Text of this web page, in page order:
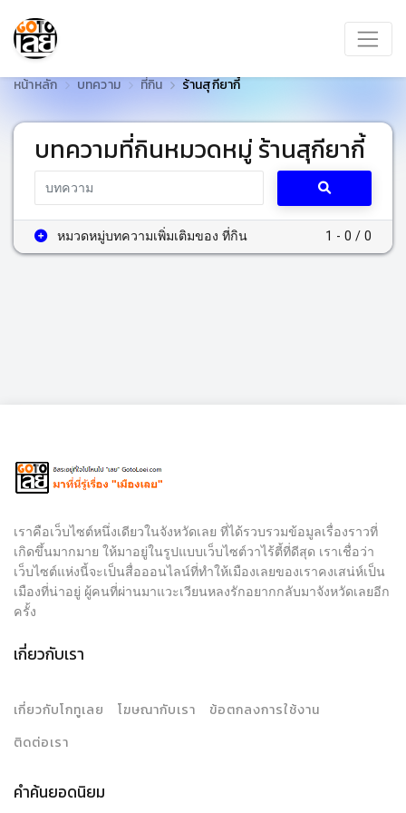
หน้าหลัก บทความ ที่กิน ร้านสุกียากี้
บทความที่กินหมวดหมู่ ร้านสุกียากี้
1 - 0 / 0
หมวดหมู่บทความเพิ่มเติมของ ที่กิน
เราคือเว็บไซต์หนึ่งเดียวในจังหวัดเลย ที่ได้รวบรวมข้อมูลเรื่องราวที่
เกิดขึ้นมากมาย ให้มาอยู่ในรูปแบบเว็บไซต์วาไร้ตี้ที่ดีสุด เราเชื่อว่า
เว็บไซต์แห่งนี้จะเป็นสื่อออนไลน์ที่ทำให้เมืองเลยของเราคงเสน่ห์เป็น
เมืองที่น่าอยู่ ผู้คนที่ผ่านมาแวะเวียนหลงรักอยากกลับมาจังหวัดเลยอีก
ครั้ง
เกี่ยวกับเรา
เกี่ยวกับโกทูเลย โฆษณากับเรา
ข้อตกลงการใช้งาน
ติดต่อเรา
คำค้นยอดนิยม